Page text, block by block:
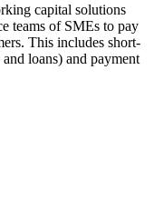
capital solutions
teams of SMEs to pay
This includes short-
loans) and payment